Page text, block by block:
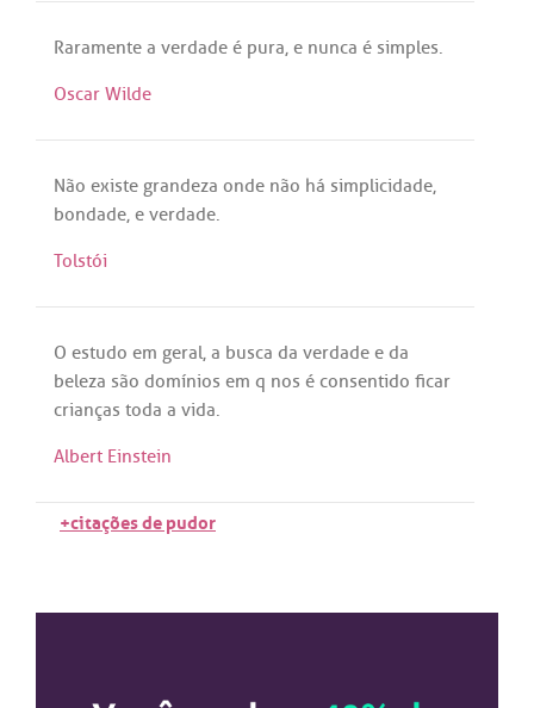
Raramente a verdade é pura, e nunca é simples.
Oscar Wilde
Não existe grandeza onde não há simplicidade,
bondade, e verdade.
Tolstói
O estudo em geral, a busca da verdade e da
beleza são domínios em q nos é consentido ficar
crianças toda a vida.
Albert Einstein
+citações de pudor